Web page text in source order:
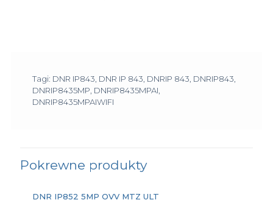
Tagi: DNR IP843, DNR IP 843, DNRIP 843, DNRIP843,
DNRIP8435MP, DNRIP8435MPAI,
DNRIP8435MPAIWIFI
Pokrewne produkty
DNR IP852 5MP OVV MTZ ULT